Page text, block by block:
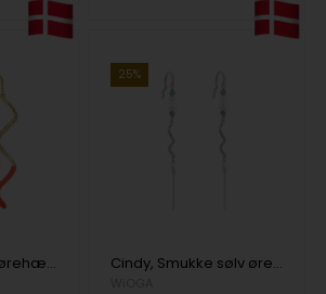
Vidya Forgyldte ørehængere med emalje fra danske WiOGA
25%
Cindy, Smukke sølv øreringe med sten og perler fra danske WiOGA